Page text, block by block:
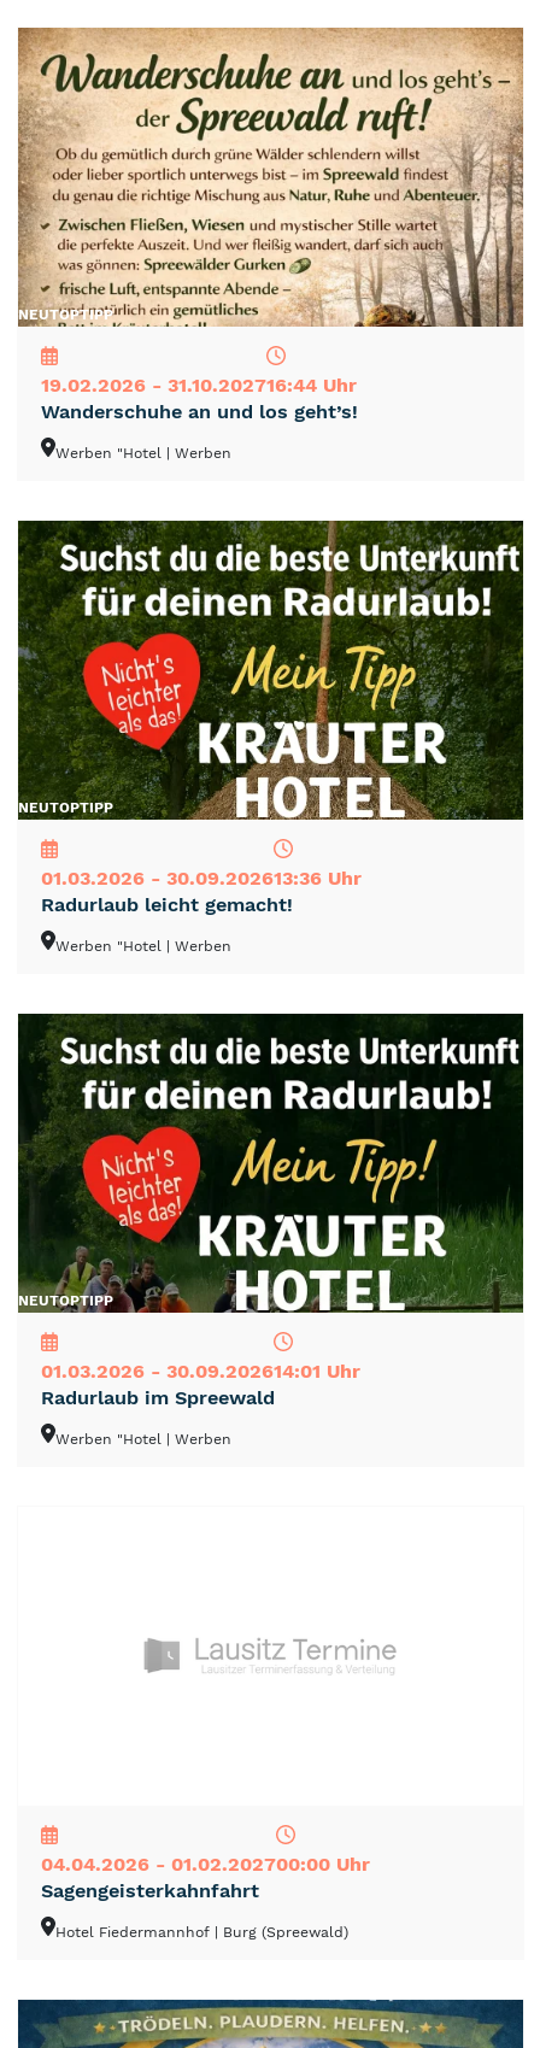
NEUTOPTIPP
19.02.2026 - 31.10.202716:44 Uhr
Wanderschuhe an und los geht’s!
Werben "Hotel | Werben
NEUTOPTIPP
01.03.2026 - 30.09.202613:36 Uhr
Radurlaub leicht gemacht!
Werben "Hotel | Werben
NEUTOPTIPP
01.03.2026 - 30.09.202614:01 Uhr
Radurlaub im Spreewald
Werben "Hotel | Werben
04.04.2026 - 01.02.202700:00 Uhr
Sagengeisterkahnfahrt
Hotel Fiedermannhof | Burg (Spreewald)